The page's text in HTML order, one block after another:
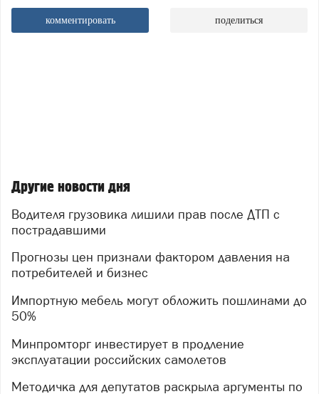
комментировать поделиться
Другие новости дня
Водителя грузовика лишили прав после ДТП с
пострадавшими
Прогнозы цен признали фактором давления на
потребителей и бизнес
Импортную мебель могут обложить пошлинами до
50%
Минпромторг инвестирует в продление
эксплуатации российских самолетов
Методичка для депутатов раскрыла аргументы по